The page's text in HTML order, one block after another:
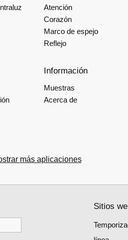
Atención
Corazón
Marco de espejo
Reflejo
Información
Muestras
Acerca de
más aplicaciones
Sitios